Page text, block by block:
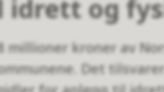
idrett og
millioner kroner av
Det